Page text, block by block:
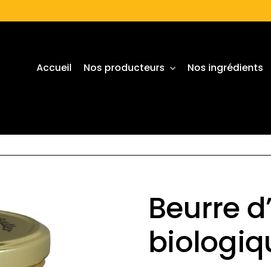
Accueil Nos producteurs Nos ingrédients
Beurre